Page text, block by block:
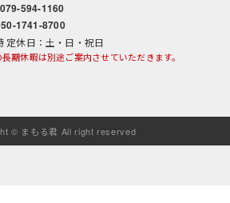
594-1160
1741-8700
定休日：土・日・祝日
期休暇は別途ご案内させていただきます。
© まもる君 All right reserved